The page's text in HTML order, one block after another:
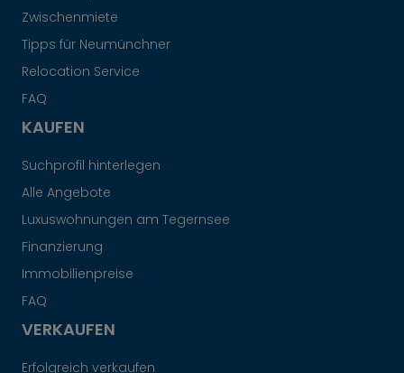
Zwischenmiete
Tipps für Neumünchner
Relocation Service
FAQ
KAUFEN
Suchprofil hinterlegen
Alle Angebote
Luxuswohnungen am Tegernsee
Finanzierung
Immobilienpreise
FAQ
VERKAUFEN
Erfolgreich verkaufen